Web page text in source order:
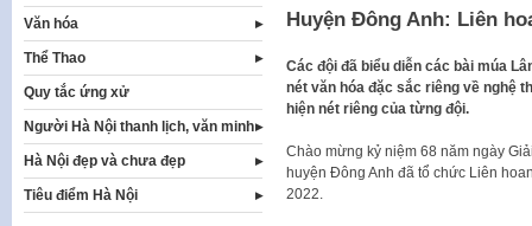
Huyện Đông Anh: Liên
Các đội đã biểu diễn các bài múa
nét văn hóa đặc sắc riêng về nghệ
hiện nét riêng của từng đội.
Chào mừng kỷ niệm 68 năm ngày
huyện Đông Anh đã tổ chức Liên
2022.
Văn hóa
Thể Thao
Quy tắc ứng xử
Người Hà Nội thanh lịch, văn minh
Hà Nội đẹp và chưa đẹp
Tiêu điểm Hà Nội